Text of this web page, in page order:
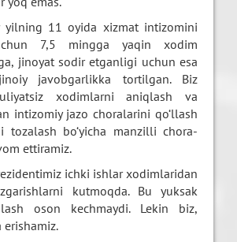
yilning 11 oyida xizmat intizomini
7,5 mingga yaqin xodim
jinoyat sodir etganligi uchun esa
javobgarlikka tortilgan. Biz
xodimlarni aniqlash va
intizomiy jazo choralarini qo‘llash
tozalash bo‘yicha manzilli chora-
ettiramiz.
ichki ishlar xodimlaridan
kutmoqda. Bu yuksak
oson kechmaydi. Lekin biz,